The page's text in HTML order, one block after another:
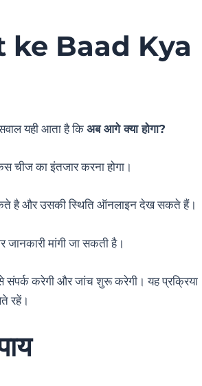
Baad Kya
यही आता है कि अब आगे क्या होगा?
चीज का इंतजार करना होगा।
है और उसकी स्थिति ऑनलाइन देख सकते हैं।
मांगी जा सकती है।
संपर्क करेगी और जांच शुरू करेगी। यह प्रक्रिया
रहें।